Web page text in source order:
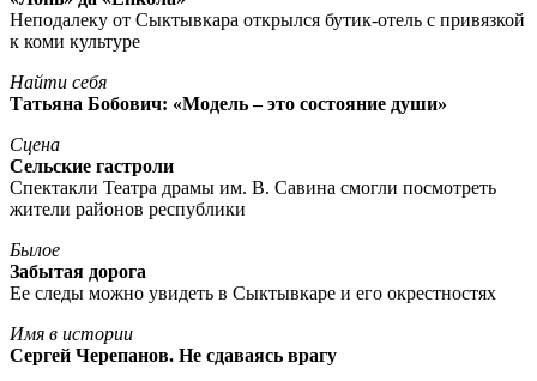
Неподалеку от Сыктывкара открылся бутик-отель с привязкой
к коми культуре
Найти себя
Татьяна Бобович: «Модель – это состояние души»
Сцена
Сельские гастроли
Спектакли Театра драмы им. В. Савина смогли посмотреть
жители районов республики
Былое
Забытая дорога
Ее следы можно увидеть в Сыктывкаре и его окрестностях
Имя в истории
Сергей Черепанов. Не сдаваясь врагу